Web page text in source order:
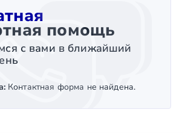
помощь
с вами в ближайший
Контактная форма не найдена.